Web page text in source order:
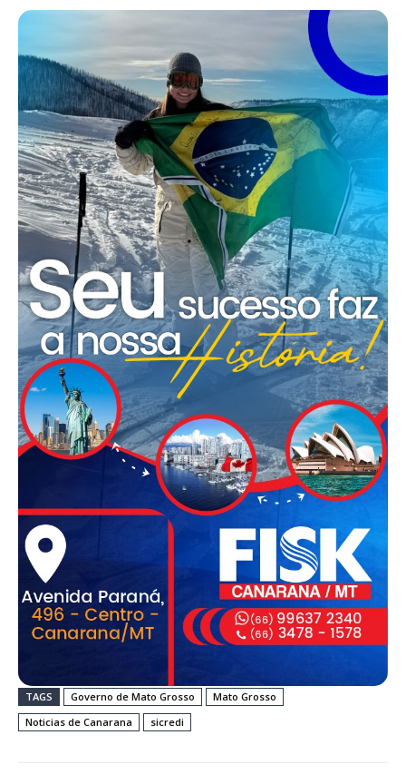
TAGS Governo de Mato Grosso
Mato Grosso
Noticias de Canarana
sicredi